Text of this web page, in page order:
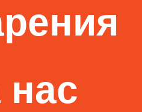
нас